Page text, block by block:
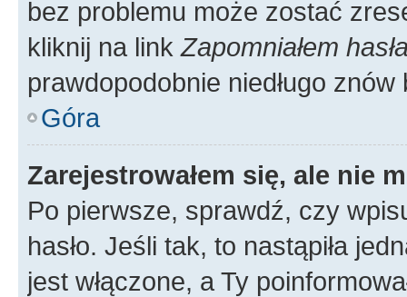
bez problemu może zostać
kliknij na link Zapomniałem
prawdopodobnie niedługo
Góra
Zarejestrowałem się, ale nie
Po pierwsze, sprawdź, czy
hasło. Jeśli tak, to nastąpiła
jest włączone, a Ty